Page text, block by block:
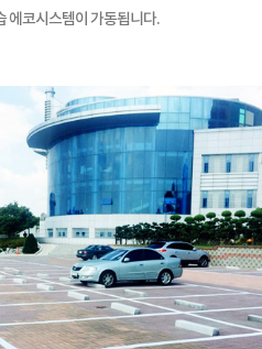
에코시스템이 가동됩니다.